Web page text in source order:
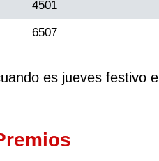
4501
6507
es jueves festivo